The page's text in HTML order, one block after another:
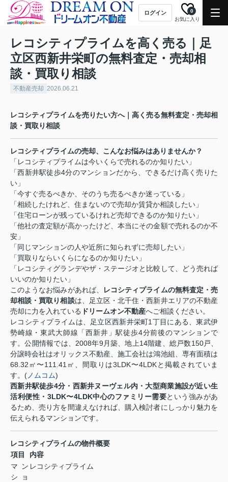
ログイン
お気に入り
0
レコシティプライムを高く売る｜足
立区西新井栄町の無料査定・売却相
談・買取り相談
不動産売却 2026.06.21
レコシティプライムを売りたい方へ｜高く売る無料査定・売却相
談・買取り相談
レコシティプライムの売却、こんなお悩みはありませんか？
「レコシティプライムは今いくらで売れるのか知りたい」
「西新井駅徒歩4分のマンションだから、できるだけ高く売りた
い」
「今すぐ売るべきか、そのうち売るべきか迷っている」
「相続したけれど、住まないので売却か賃貸か相談したい」
「住宅ローンが残っているけれど売却できるのか知りたい」
「他社の査定額が高かったけど、本当にその金額で売れるのか不
安」
「同じマンションの人や近所に知られずに売却したい」
「買取りならいくらになるのか知りたい」
「レコシティグランデやザ・ステージオと比較して、どう売れば
いいのか知りたい」
このようなお悩みがあれば、
レコシティプライムの無料査定・売
却相談・買取り相談は、足立区・北千住・西新井エリアの不動産
売却に力を入れている ドリームオン不動産へご相談ください。
レコシティプライムは、足立区西新井栄町1 丁目にある、東武伊
勢崎線・東武大師線「西新井」駅徒歩4分前後のマンションで
す。公開情報では、 2008年9 月築、地上14階建、総戸数150戸、
分譲時会社はオリックス不動産、施工会社は鴻池組、専有面積は
68.32 ㎡〜111.41 ㎡、間取りは3LDK〜4LDKと掲載されていま
す。 ( ノムコム)
西新井駅徒歩4分・西新井ヌーヴェル内・大型商業施設が近い生
活利便性・ 3LDK〜4LDK中心のファミリー需要という強みがあ
るため、売り方を間違えなければ、購入検討者にしっかり魅力を
伝えられるマンションです。
レコシティプライムの物件概要
項目
内容
マン
ショ
レコシティプライム